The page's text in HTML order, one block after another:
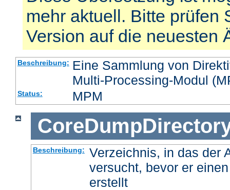
mehr aktuell. Bitte prüfen
Version auf die neuesten
Beschreibung: Eine Sammlung von
Multi-Processing-Modul
Status: MPM
Beschreibung:
Verzeichnis, in das der
versucht, bevor er
erstellt